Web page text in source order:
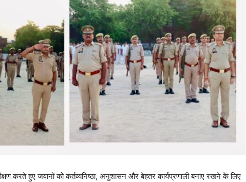
करते हुए जवानों को कर्तव्यनिष्ठा, अनुशासन और बेहतर कार्यप्रणाली बनाए रखने के लिए